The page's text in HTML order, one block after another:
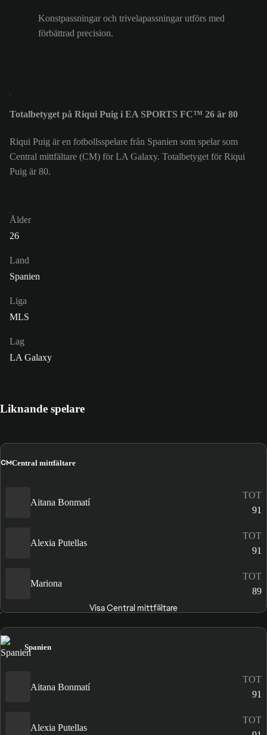
Konstpassningar och trivelapassningar utförs med
förbättrad precision.
Totalbetyget på Riqui Puig i EA SPORTS FC™ 26 är 80
Riqui Puig är en fotbollsspelare från Spanien som spelar som
Central mittfältare (CM) för LA Galaxy. Totalbetyget för Riqui
Puig är 80.
Ålder
26
Land
Spanien
Liga
MLS
Lag
LA Galaxy
Liknande spelare
CMCentral mittfältare
Aitana Bonmatí
TOT
91
Alexia Putellas
TOT
91
Mariona
TOT
89
Visa Central mittfältare
Spanien
Aitana Bonmatí
TOT
91
Alexia Putellas
TOT